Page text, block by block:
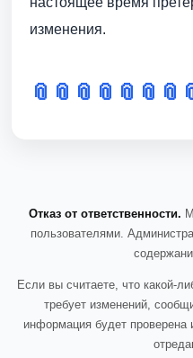
изменения.
📎 📎 📎 📎 📎 📎 📎
Отказ от ответственности.
пользователями.
Если вы считаете, что какой-
требует изменений,
информация будет проверена